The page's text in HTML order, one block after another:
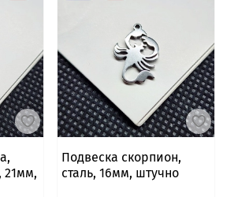
21мм,
Подвеска скорпион,
сталь, 16мм, штучно